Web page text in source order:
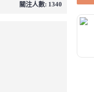
關注人數: 1340